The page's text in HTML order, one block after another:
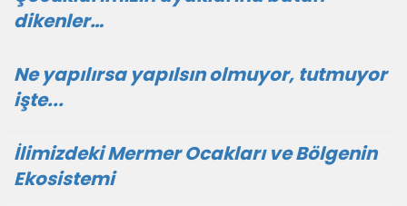
dikenler…
Ne yapılırsa yapılsın olmuyor, tutmuyor
işte...
İlimizdeki Mermer Ocakları ve Bölgenin
Ekosistemi